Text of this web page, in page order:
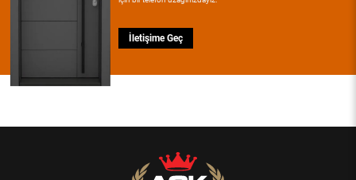
İletişime Geç